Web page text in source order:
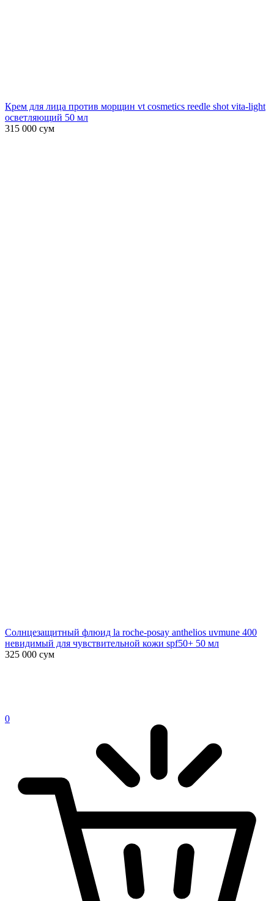
Крем для лица против морщин vt cosmetics reedle shot vita-light
осветляющий 50 мл
315 000 сум
Солнцезащитный флюид la roche-posay anthelios uvmune 400
невидимый для чувствительной кожи spf50+ 50 мл
325 000 сум
0